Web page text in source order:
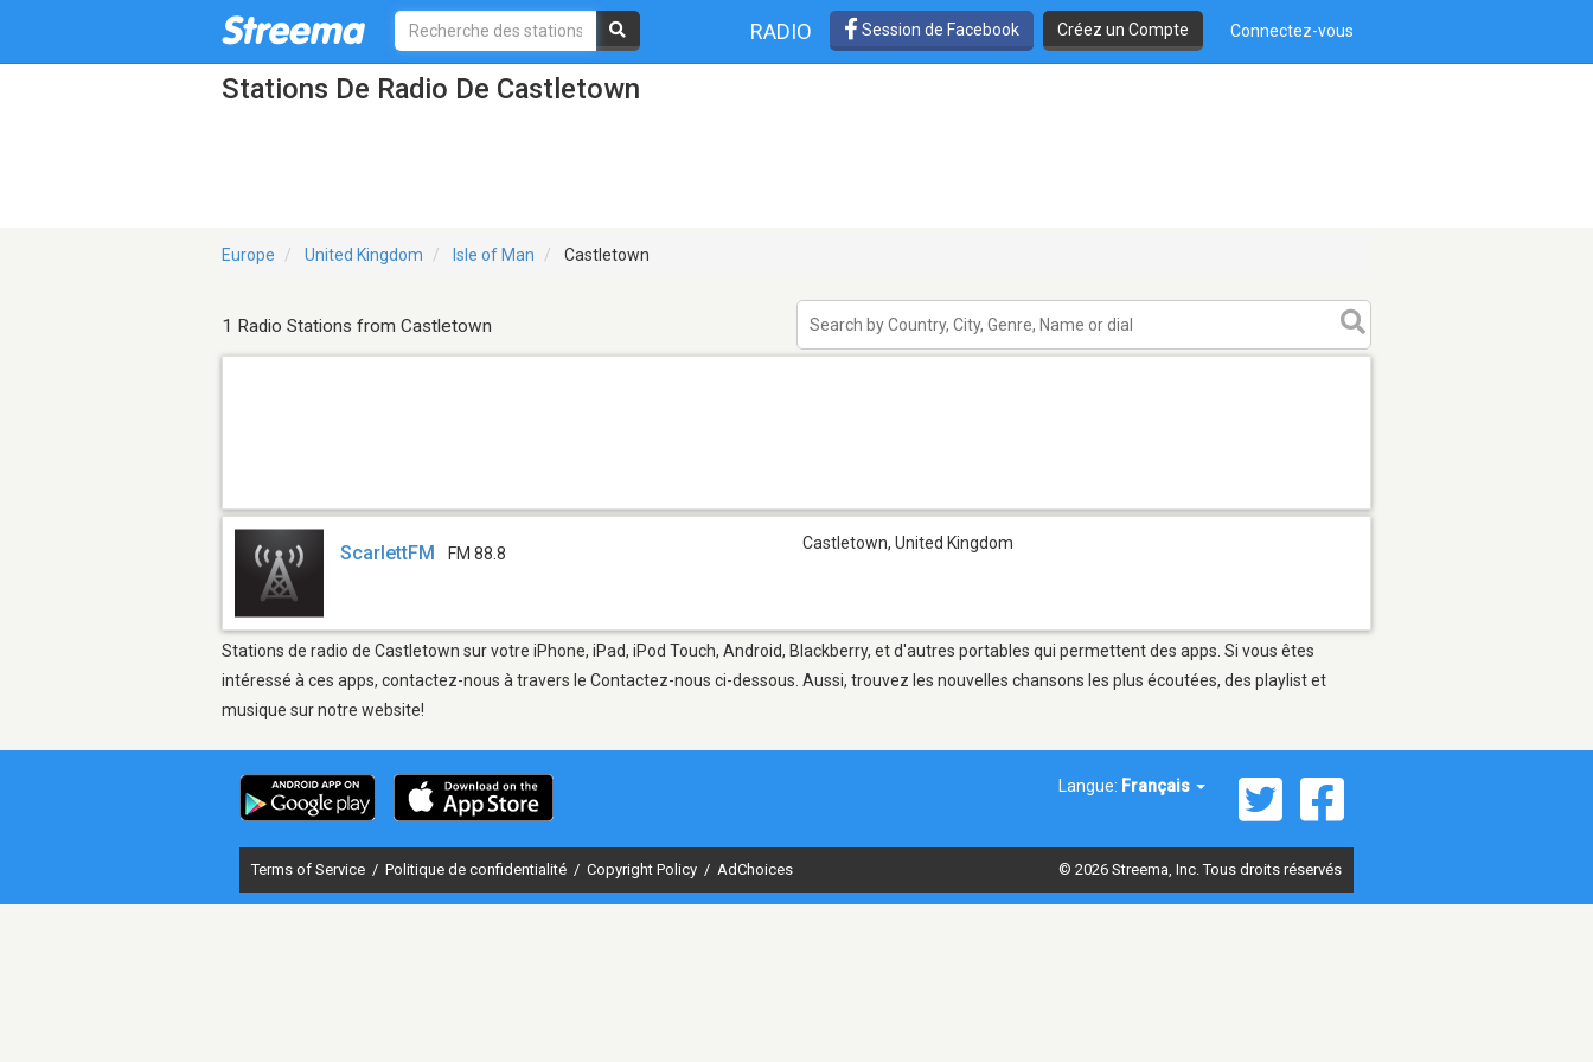
RADIO Session de Facebook Créez un Compte Connectez-vous
Stations De Radio De Castletown
Europe United Kingdom Isle of Man Castletown
1 Radio Stations from Castletown
ScarlettFM FM 88.8
Castletown, United Kingdom
Stations de radio de Castletown sur votre iPhone, iPad, iPod Touch, Android, Blackberry, et d'autres portables qui permettent des apps. Si vous êtes
intéressé à ces apps, contactez-nous à travers le Contactez-nous ci-dessous. Aussi, trouvez les nouvelles chansons les plus écoutées, des playlist et
musique sur notre website!
Langue: Français
Terms of Service / Politique de confidentialité / Copyright Policy / AdChoices © 2026 Streema, Inc. Tous droits réservés